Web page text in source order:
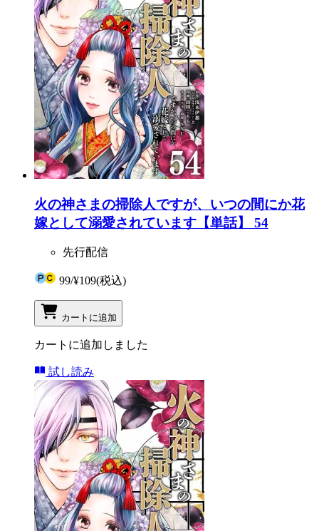
火の神さまの掃除人ですが、いつの間にか花
嫁として溺愛されています【単話】 54
先行配信
99/¥109(税込)
カートに追加
カートに追加しました
試し読み